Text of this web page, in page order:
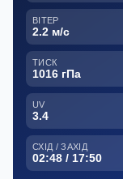
ВІТЕР
2.2 м/с
ТИСК
1016 гПа
UV
3.4
СХІД / ЗАХІД
02:48 / 17:50